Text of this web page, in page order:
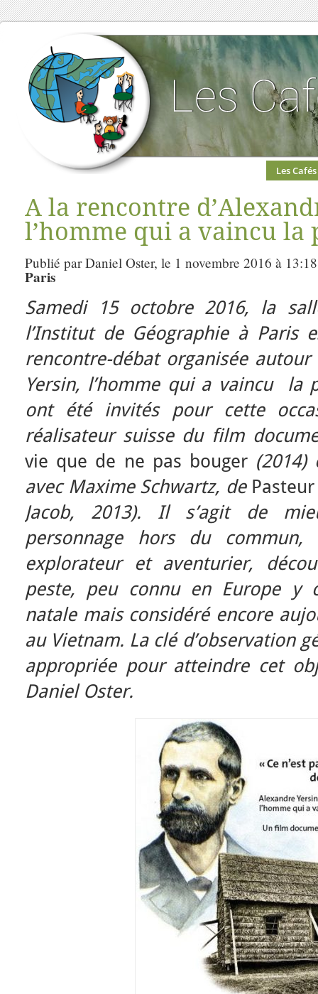
Les Cafés
A la rencontre
l’homme qui a vaincu la
Publié par Daniel Oster, le 1 novembre 2016 à
Paris
Samedi 15 octobre 2016, la
l’Institut de Géographie à Paris
rencontre-débat organisée
Yersin, l’homme qui a vaincu la
ont été invités pour cette
réalisateur suisse du film
vie que de ne pas bouger (2014)
avec Maxime Schwartz, de
Jacob, 2013). Il s’agit de
personnage hors du commun,
explorateur et aventurier,
peste, peu connu en Europe y
natale mais considéré encore
au Vietnam. La clé d’observation
appropriée pour atteindre cet
Daniel Oster.